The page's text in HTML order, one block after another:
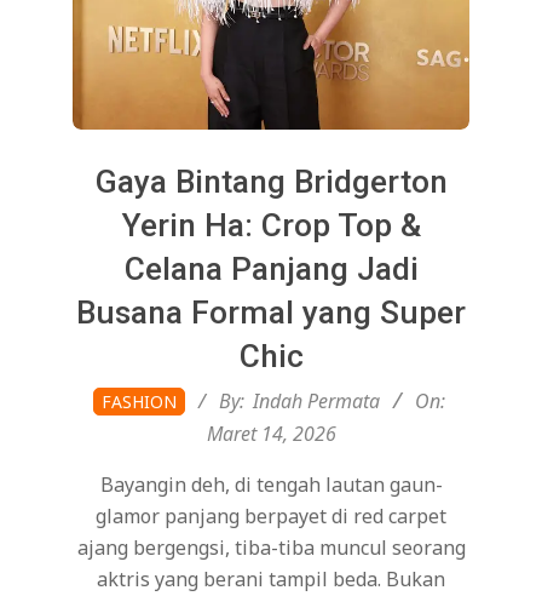
Gaya Bintang Bridgerton
Yerin Ha: Crop Top &
Celana Panjang Jadi
Busana Formal yang Super
Chic
2026-
03-
FASHION By: Indah Permata
On:
Maret 14, 2026
Bayangin deh, di tengah lautan gaun-
glamor panjang berpayet di red carpet
ajang bergengsi, tiba-tiba muncul seorang
aktris yang berani tampil beda. Bukan